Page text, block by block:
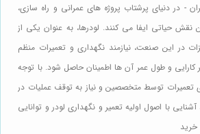
- در دنیای پرشتاب پروژه های عمرانی و راه سازی،
نقش حیاتی ایفا می کنند. لودرها، به عنوان یکی از
در این صنعت، نیازمند نگهداری و تعمیرات منظم
کارایی و طول عمر آن ها اطمینان حاصل شود. با توجه
تعمیرات توسط متخصصین و نیاز به توقف عملیات در
با اصول اولیه تعمیر و نگهداری لودر و توانایی
خرید